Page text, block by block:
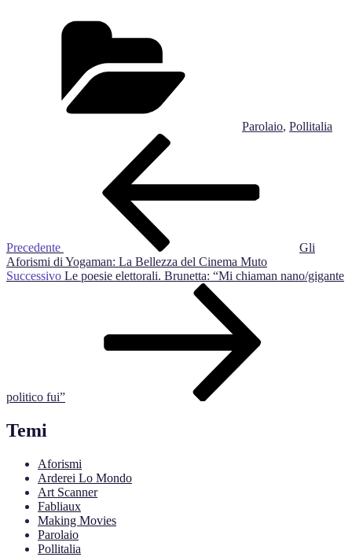
Parolaio, Pollitalia
Precedente
Gli
Aforismi di Yogaman: La Bellezza del Cinema Muto
Articolo
Successivo Le poesie elettorali. Brunetta: “Mi chiaman nano/gigante
politico fui”
Temi
Aforismi
Arderei Lo Mondo
Art Scanner
Fabliaux
Making Movies
Parolaio
Pollitalia